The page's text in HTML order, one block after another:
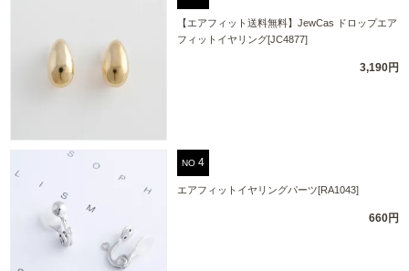
【エアフィット送料無料】JewCas ドロップエア
フィットイヤリング[JC4877]
3,190円
NO
エアフィットイヤリングパーツ[RA1043]
660円